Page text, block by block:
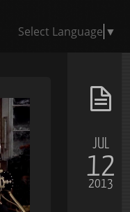
Select Language ▼
JUL
12
2013